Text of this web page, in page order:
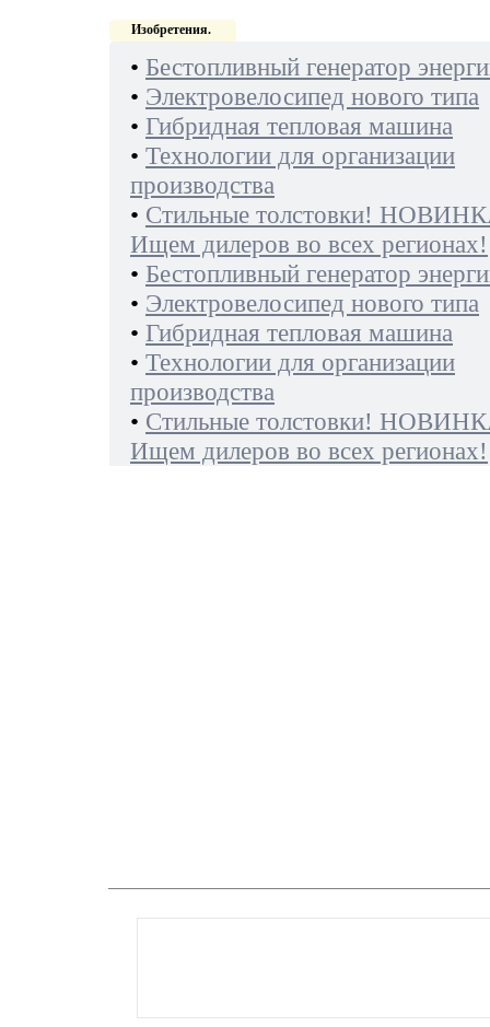
Изобретения.
• Бестопливный генератор
• Электровелосипед нового типа
• Гибридная тепловая машина
• Технологии для организации
производства
• Стильные толстовки!
Ищем дилеров во всех регионах!
• Бестопливный генератор
• Электровелосипед нового типа
• Гибридная тепловая машина
• Технологии для организации
производства
• Стильные толстовки!
Ищем дилеров во всех регионах!